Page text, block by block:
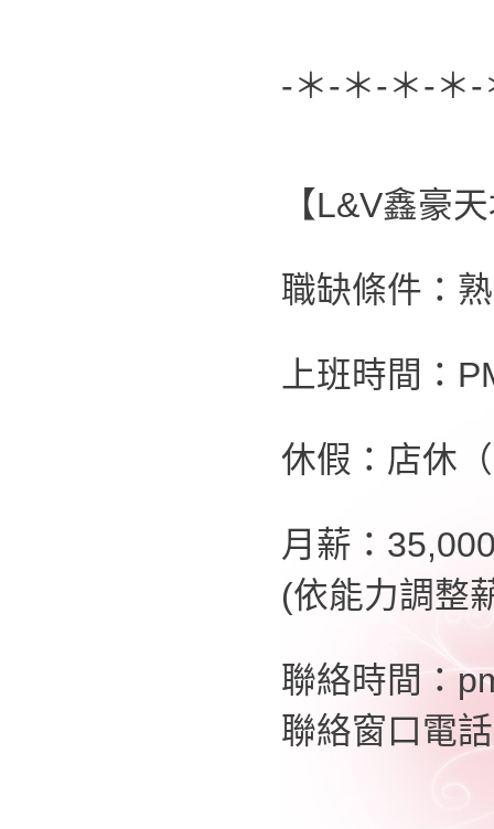
-＊-＊-＊-＊
【L&V鑫豪
職缺條件：
上班時間：
休假：店休
月薪：
(依能力調整
聯絡時間：
聯絡窗口電